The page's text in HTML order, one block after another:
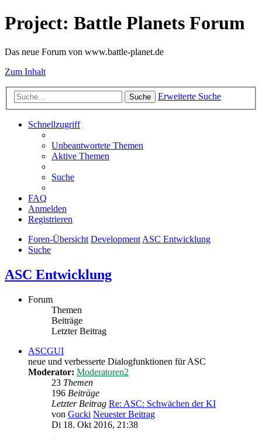
Project: Battle Planets Forum
Das neue Forum von www.battle-planet.de
Zum Inhalt
Suche Erweiterte Suche
Schnellzugriff
Unbeantwortete Themen
Aktive Themen
Suche
FAQ
Anmelden
Registrieren
Foren-Übersicht DevelopmentASC Entwicklung
Suche
ASC Entwicklung
Forum
Themen
Beiträge
Letzter Beitrag
ASCGUI
neue und verbesserte Dialogfunktionen für ASC
Moderator: Moderatoren2
23 Themen
196 Beiträge
Letzter Beitrag Re: ASC: Schwächen der KI
von Gucki Neuester Beitrag
Di 18. Okt 2016, 21:38